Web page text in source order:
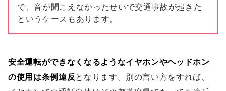
で、音が聞こえなかったせいで交通事故が起きた
というケースもあります。
安全運転ができなくなるようなイヤホンやヘッドホン
の使用は条例違反となります。別の言い方をすれば、